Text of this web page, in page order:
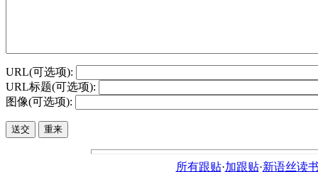
URL(可选项):
URL标题(可选项):
图像(可选项):
所有跟贴·加跟贴·新语丝读